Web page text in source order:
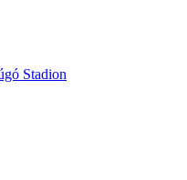
Stadion